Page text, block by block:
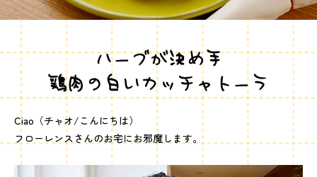
ハーブが決め手
鶏肉の白いカッチャトーラ
Ciao（チャオ/こんにちは）
フローレンスさんのお宅にお邪魔します。